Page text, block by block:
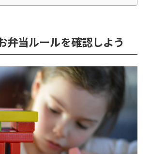
弁当ルールを確認しよう